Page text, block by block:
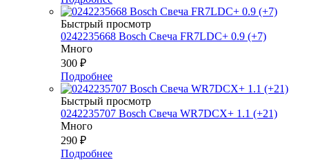
Быстрый просмотр
0242235668 Bosch Свеча FR7LDC+ 0.9 (+7)
Много
300 ₽
Подробнее
Быстрый просмотр
0242235707 Bosch Свеча WR7DCX+ 1.1 (+21)
Много
290 ₽
Подробнее